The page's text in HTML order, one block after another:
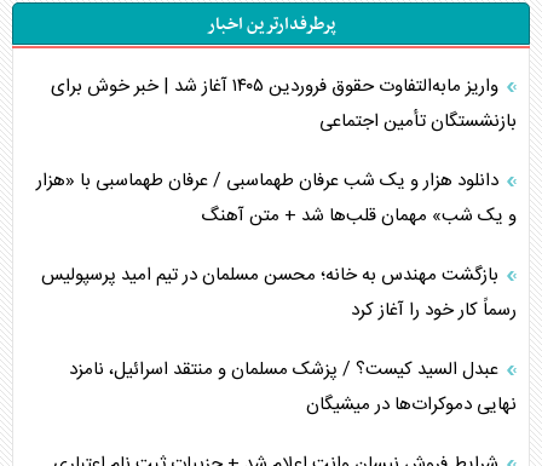
اهمیت راهبردی اردن برای آمریکا
پیام، ظرفیت بالفعل‌نشده تجارت ایران
ترامپ و توهم خلع سلاح حماس
چرا کویت به دنبال شریک امنیتی جدید است؟
خطای راهبردی ترامپ مقابل برزیل
متن و حاشیه سفر نتانیاهو به آمریکا
پرطرفدارترین اخبار
واریز مابه‌التفاوت حقوق فروردین ۱۴۰۵ آغاز شد | خبر خوش برای
بازنشستگان تأمین اجتماعی
دانلود هزار و یک شب عرفان طهماسبی / عرفان طهماسبی با «هزار
و یک شب» مهمان قلب‌ها شد + متن آهنگ
بازگشت مهندس به خانه؛ محسن مسلمان در تیم امید پرسپولیس
رسماً کار خود را آغاز کرد
عبدل السید کیست؟ / پزشک مسلمان و منتقد اسرائیل، نامزد
نهایی دموکرات‌ها در میشیگان